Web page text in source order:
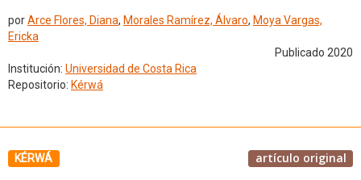
porArce Flores, Diana, Morales Ramírez, Álvaro, Moya Vargas,
Ericka
Publicado 2020
Institución: Universidad de Costa Rica
Repositorio: Kérwá
KÉRWÁ artículo original